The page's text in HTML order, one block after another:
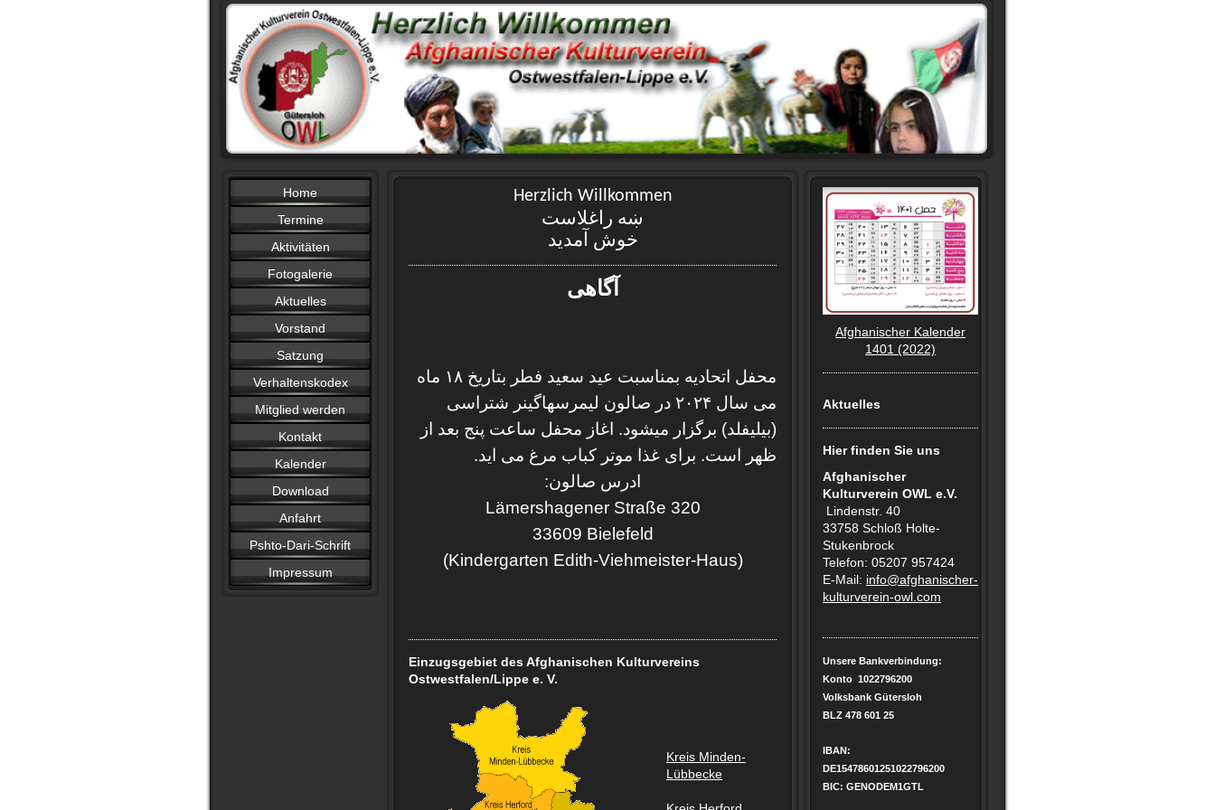
Home
Termine
Aktivitäten
Fotogalerie
Aktuelles
Vorstand
Satzung
Verhaltenskodex
Mitglied werden
Kontakt
Kalender
Download
Anfahrt
Pshto-Dari-Schrift
Impressum
Herzlich Willkommen
ښه راغلاست
خوش آمديد
آگاهی
محفل اتحادیه بمناسبت عید سعید فطر بتاریخ ۱۸ ماه
می سال ۲۰۲۴ در صالون لیمرسهاگینر شتراسی
(بیلیفلد) برگزار میشود. اغاز محفل ساعت پنج بعد از
ظهر است. برای غذا موتر کباب مرغ می اید.
ادرس صالون:
Lämershagener Straße 320
33609 Bielefeld
(Kindergarten Edith-Viehmeister-Haus)
Einzugsgebiet des Afghanischen Kulturvereins
Ostwestfalen/Lippe e. V.
Kreis Minden-
Lübbecke
Afghanischer Kalender
1401 (2022)
Aktuelles
Hier finden Sie uns
Afghanischer
Kulturverein OWL e.V.
Lindenstr. 40
33758 Schloß Holte-
Stukenbrock
Telefon: 05207 957424
E-Mail: info@afghanischer-
kulturverein-owl.com
Unsere Bankverbindung:
Konto 1022796200
Volksbank Gütersloh
BLZ 478 601 25
IBAN:
DE15478601251022796200
BIC: GENODEM1GTL